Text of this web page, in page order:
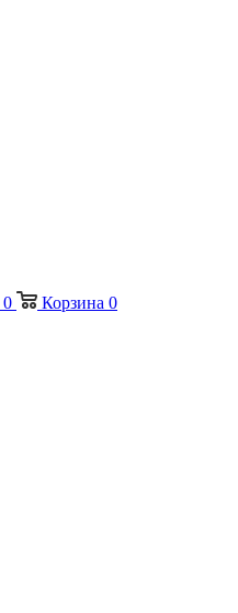
0 Корзина 0